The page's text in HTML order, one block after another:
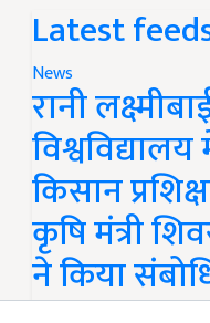
Latest
News
रानी
किसान
कृषि मंत्री
ने किया